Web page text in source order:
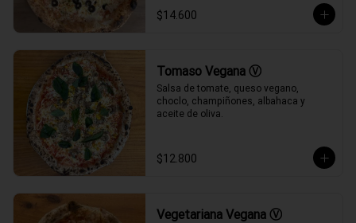
$14.600
Tomaso Vegana Ⓥ
Salsa de tomate, queso vegano,
choclo, champiñones, albahaca y
aceite de oliva.
$12.800
Vegetariana Vegana Ⓥ